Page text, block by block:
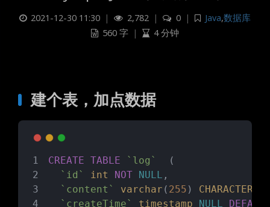
2021-12-30 11:30 | 2,782 | 0 | Java,数据库
560 字 | 4 分钟
建个表，加点数据
CREATE TABLE `log`
  (
`id`
int NOT NULL ,
`content`
varchar ( 255 ) CHARACTER
`createTime`
timestamp NULL